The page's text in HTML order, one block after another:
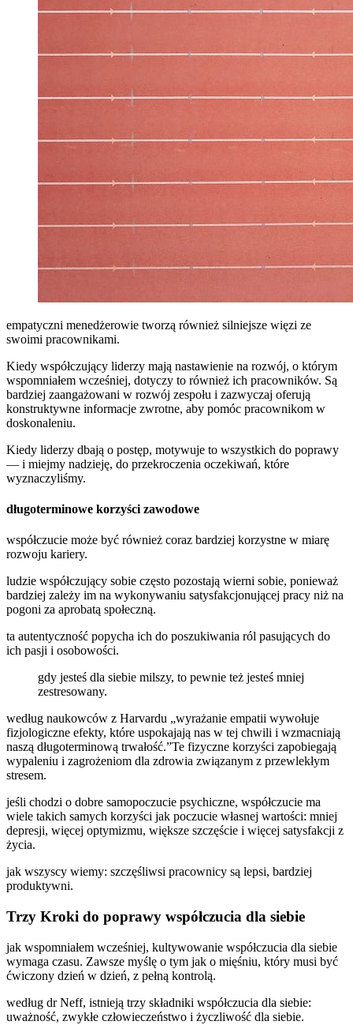
empatyczni menedżerowie tworzą również silniejsze więzi ze
swoimi pracownikami.
Kiedy współczujący liderzy mają nastawienie na rozwój, o którym
wspomniałem wcześniej, dotyczy to również ich pracowników. Są
bardziej zaangażowani w rozwój zespołu i zazwyczaj oferują
konstruktywne informacje zwrotne, aby pomóc pracownikom w
doskonaleniu.
Kiedy liderzy dbają o postęp, motywuje to wszystkich do poprawy
— i miejmy nadzieję, do przekroczenia oczekiwań, które
wyznaczyliśmy.
długoterminowe korzyści zawodowe
współczucie może być również coraz bardziej korzystne w miarę
rozwoju kariery.
ludzie współczujący sobie często pozostają wierni sobie, ponieważ
bardziej zależy im na wykonywaniu satysfakcjonującej pracy niż na
pogoni za aprobatą społeczną.
ta autentyczność popycha ich do poszukiwania ról pasujących do
ich pasji i osobowości.
gdy jesteś dla siebie milszy, to pewnie też jesteś mniej
zestresowany.
według naukowców z Harvardu „wyrażanie empatii wywołuje
fizjologiczne efekty, które uspokajają nas w tej chwili i wzmacniają
naszą długoterminową trwałość.”Te fizyczne korzyści zapobiegają
wypaleniu i zagrożeniom dla zdrowia związanym z przewlekłym
stresem.
jeśli chodzi o dobre samopoczucie psychiczne, współczucie ma
wiele takich samych korzyści jak poczucie własnej wartości: mniej
depresji, więcej optymizmu, większe szczęście i więcej satysfakcji z
życia.
jak wszyscy wiemy: szczęśliwsi pracownicy są lepsi, bardziej
produktywni.
Trzy Kroki do poprawy współczucia dla siebie
jak wspomniałem wcześniej, kultywowanie współczucia dla siebie
wymaga czasu. Zawsze myślę o tym jak o mięśniu, który musi być
ćwiczony dzień w dzień, z pełną kontrolą.
według dr Neff, istnieją trzy składniki współczucia dla siebie:
uważność, zwykłe człowieczeństwo i życzliwość dla siebie.